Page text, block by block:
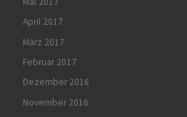
April 2017
März 2017
Februar 2017
Dezember 2016
November 2016